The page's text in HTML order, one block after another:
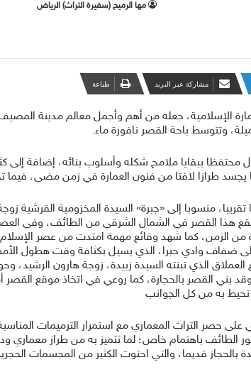
مها الرميح (سفيرة التراث) الرياض
مشاركة عبر البريد طباعة
وتتوسط باحة القصر نافورة ماء.
محتفظا ببقايا ملامح شكله وأسلوب بنائه، إضافة
يجسد طرازا لافتا من فنون العمارة في زمن مضى،
أن بداية بناء القصر ترجع لما قبل 1326 عاما تقريبا، منسوبا إلى «جبرة»
سنة 114 من الهجرة، ويقع هذا القصر في الشمال الشرقي
من الزمن، كما شهد وقائع مهمة امتدت من عصر
ضفاف وادي جبرا، الذي يسيل بكثافة وقت هطول
الذي تبنته السيدة زبيدة، زوجة هارون الرشيد،
بني القصر بالحجارة، كما روعي في اتخاذ موقع
تحيط به من كل الجوانب
حصر التراث المعماري مع استمرار الترميمات
باهتمام خاص؛ لما تتميز به من طراز معماري
بالحجاز قديما، والتي احتوت الكثير من المجسمات